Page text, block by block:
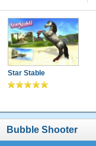
Star Stable
Bubble Shooter